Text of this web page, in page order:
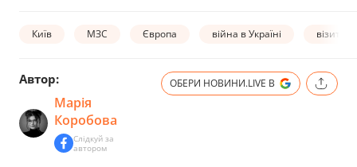
Київ МЗС Європа війна в Україні візит
Автор:
Марія
Коробова
Слідкуй за
автором
ОБЕРИ НОВИНИ.LIVE В